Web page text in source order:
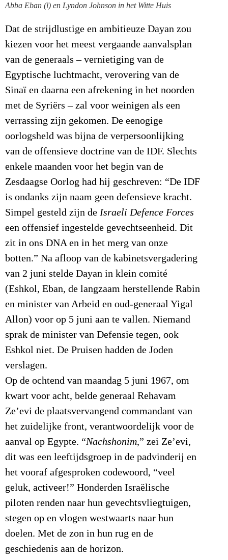
Abba Eban (l) en Lyndon Johnson in het Witte Huis
Dat de strijdlustige en ambitieuze Dayan zou
kiezen voor het meest vergaande aanvalsplan
van de generaals – vernietiging van de
Egyptische luchtmacht, verovering van de
Sinaï en daarna een afrekening in het noorden
met de Syriërs – zal voor weinigen als een
verrassing zijn gekomen. De eenogige
oorlogsheld was bijna de verpersoonlijking
van de offensieve doctrine van de IDF. Slechts
enkele maanden voor het begin van de
Zesdaagse Oorlog had hij geschreven: “De IDF
is ondanks zijn naam geen defensieve kracht.
Simpel gesteld zijn de Israeli Defence Forces
een offensief ingestelde gevechtseenheid. Dit
zit in ons DNA en in het merg van onze
botten.” Na afloop van de kabinetsvergadering
van 2 juni stelde Dayan in klein comité
(Eshkol, Eban, de langzaam herstellende Rabin
en minister van Arbeid en oud-generaal Yigal
Allon) voor op 5 juni aan te vallen. Niemand
sprak de minister van Defensie tegen, ook
Eshkol niet. De Pruisen hadden de Joden
verslagen.
Op de ochtend van maandag 5 juni 1967, om
kwart voor acht, belde generaal Rehavam
Ze’evi de plaatsvervangend commandant van
het zuidelijke front, verantwoordelijk voor de
aanval op Egypte. “Nachshonim,” zei Ze’evi,
dit was een leeftijdsgroep in de padvinderij en
het vooraf afgesproken codewoord, “veel
geluk, activeer!” Honderden Israëlische
piloten renden naar hun gevechtsvliegtuigen,
stegen op en vlogen westwaarts naar hun
doelen. Met de zon in hun rug en de
geschiedenis aan de horizon.